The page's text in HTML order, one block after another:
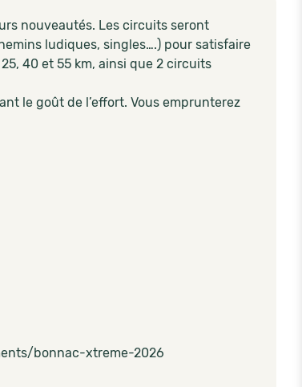
nouveautés. Les circuits seront
ludiques, singles….) pour satisfaire
40 et 55 km, ainsi que 2 circuits
le goût de l’effort. Vous emprunterez
bonnac-xtreme-2026